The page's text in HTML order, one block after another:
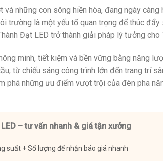
những con sông hiền hòa, đang ngày
trường là một yếu tố quan trọng để thúc đẩy
Đạt LED trở thành giải pháp lý tưởng cho
minh, tiết kiệm và bền vững bằng năng
từ chiếu sáng công trình lớn đến trang trí
phá những ưu điểm vượt trội của đèn pha
– tư vấn nhanh & giá tận xưởng
suất + Số lượng để nhận báo giá nhanh